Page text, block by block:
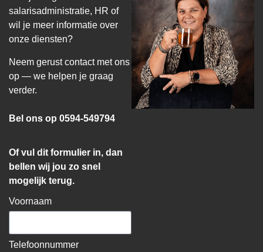
salarisadministratie, HR of
wil je meer informatie over
onze diensten?
Neem gerust contact met ons
op — we helpen je graag
verder.
Bel ons op 0594-549794
Of vul dit formulier in, dan
bellen wij jou zo snel
mogelijk terug.
Voornaam
Telefoonnummer